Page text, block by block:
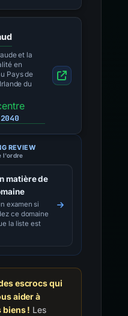
et la
en
Pays de
du
REVIEW
l'ordre
matière de
examen si
ce domaine
la liste est
escrocs qui
aider à
biens ! Les